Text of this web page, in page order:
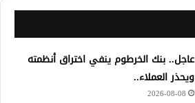
عاجل.. بنك الخرطوم ينفي اختراق أنظمته
ويحذر العملاء..
2026-08-08